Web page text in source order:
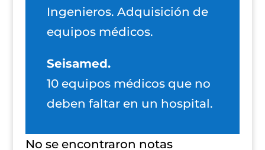
Ingenieros. Adquisición de
equipos médicos.
Seisamed.
10 equipos médicos que no
deben faltar en un hospital.
No se encontraron notas